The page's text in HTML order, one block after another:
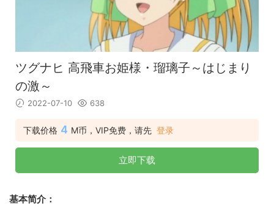
ツグナヒ 高飛車お姫様・瑠璃子～はじまり
の激～
2022-07-10 638
下载价格 4 M币，VIP免费，请先 登录
立即下载
基本简介：